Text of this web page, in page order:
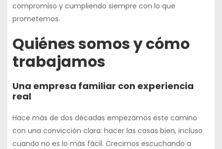
compromiso y cumpliendo siempre con lo que
prometemos.
Quiénes somos y cómo
trabajamos
Una empresa familiar con experiencia
real
Hace más de dos décadas empezamos este camino
con una convicción clara: hacer las cosas bien, incluso
cuando no es lo más fácil. Crecimos escuchando a